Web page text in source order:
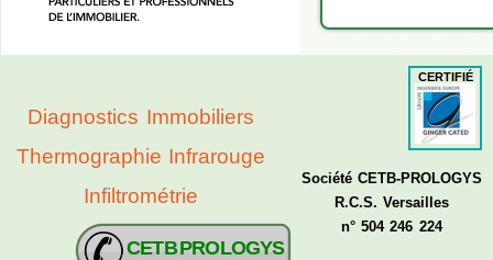
Diagnostics Immobiliers
Thermographie Infrarouge
Infiltrométrie
CERTIFIÉ
Société CETB-PROLOGYS
R.C.S. Versailles
n° 504 246 224
CETB PROLOGYS